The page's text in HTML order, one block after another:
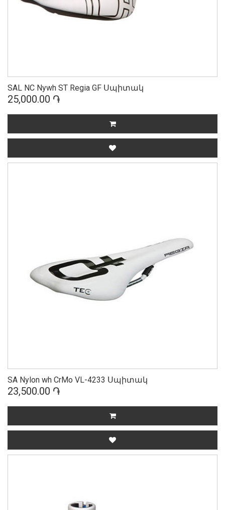
SAL NC Nywh ST Regia GF Սպիտակ
25,000.00 ֏
SA Nylon wh CrMo VL-4233 Սպիտակ
23,500.00 ֏